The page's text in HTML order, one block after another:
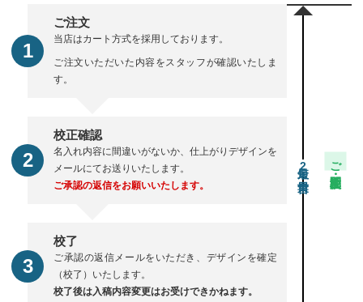
ご注文
当店はカート方式を採用しております。
ご注文いただいた内容をスタッフが確認いたしま
す。
校正確認
名入れ内容に間違いがないか、仕上がりデザインを
メールにてお送りいたします。
ご承認の返信をお願いいたします。
校了
ご承認の返信メールをいただき、デザインを確定
（校了）いたします。
校了後は入稿内容変更はお受けできかねます。
2 ご注文・校正期間